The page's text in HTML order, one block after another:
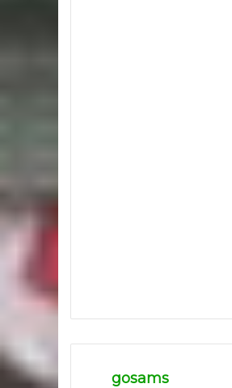
gosams